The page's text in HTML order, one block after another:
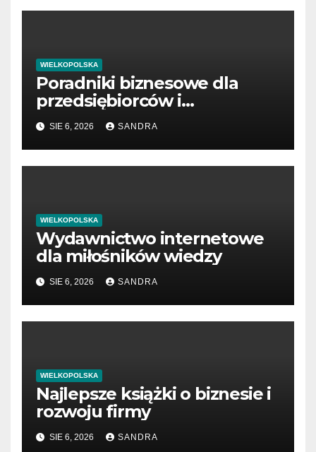
WIELKOPOLSKA
Poradniki biznesowe dla
przedsiębiorców i
menedżerów
SIE 6, 2026 SANDRA
WIELKOPOLSKA
Wydawnictwo internetowe
dla miłośników wiedzy
SIE 6, 2026 SANDRA
WIELKOPOLSKA
Najlepsze książki o biznesie i
rozwoju firmy
SIE 6, 2026 SANDRA